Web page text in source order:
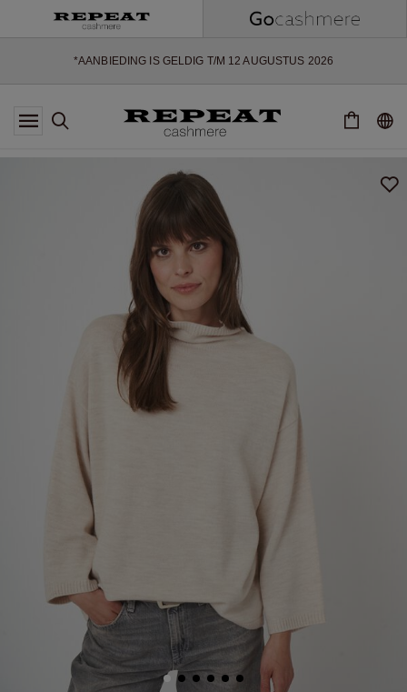
*AANBIEDING IS GELDIG T/M 12 AUGUSTUS 2026
*NIET GELDIG VOOR LIMITED EDITION
*UITZONDERINGEN KUNNEN VAN TOEPASSING ZIJN
SEIZOEN
EXTRA 10% OFF SALE